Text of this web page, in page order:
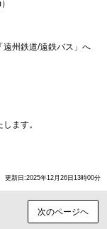
州鉄道/遠鉄バス」へ
ます。
更新日:2025年12月26日13時00分
次のページヘ